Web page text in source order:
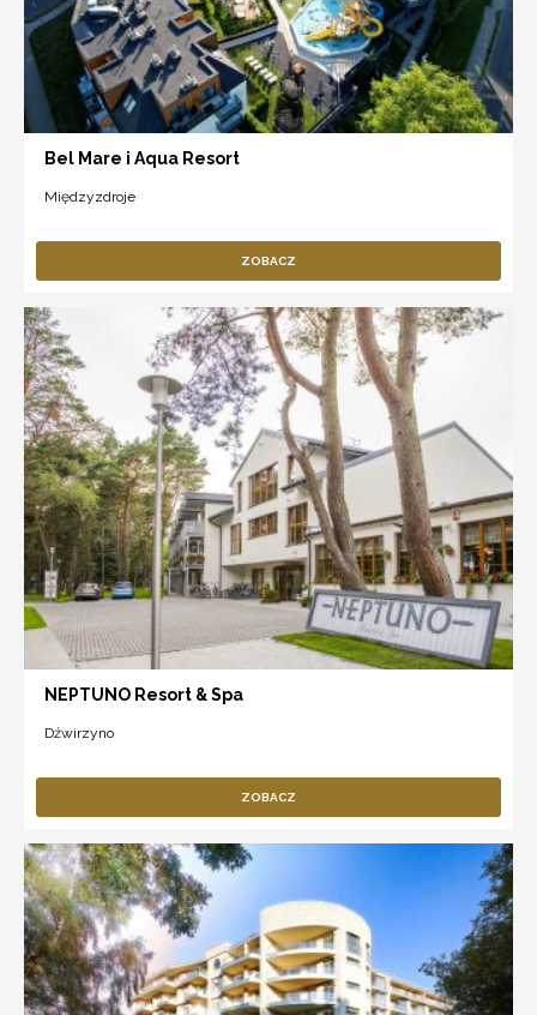
Bel Mare i Aqua Resort
Międzyzdroje
ZOBACZ
NEPTUNO Resort & Spa
Dźwirzyno
ZOBACZ